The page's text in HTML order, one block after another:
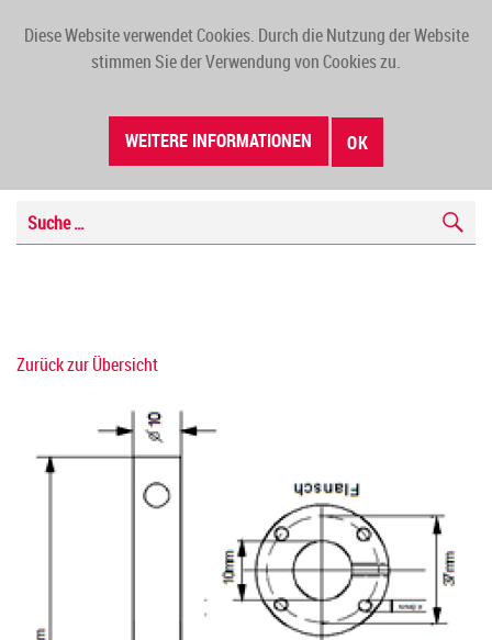
Diese Website verwendet Cookies. Durch die Nutzung der Website
stimmen Sie der Verwendung von Cookies zu.
WEITERE INFORMATIONEN OK
Zurück zur Übersicht